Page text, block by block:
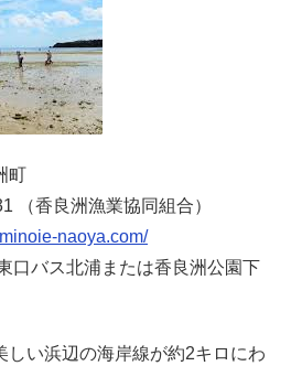
町
（香良洲漁業協同組合）
naoya.com/
口バス北浦または香良洲公園下
しい浜辺の海岸線が約2キロにわ